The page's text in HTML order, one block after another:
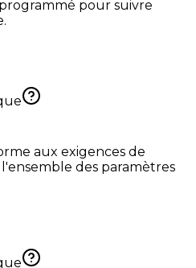
pour suivre
aux exigences de
des paramètres